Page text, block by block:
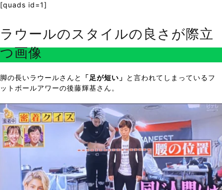
[quads id=1]
ラウールのスタイルの良さが際立
つ画像
脚の長いラウールさんと 「足が短い」 と言われてしまっているフ
ットボールアワーの後藤輝基さん。